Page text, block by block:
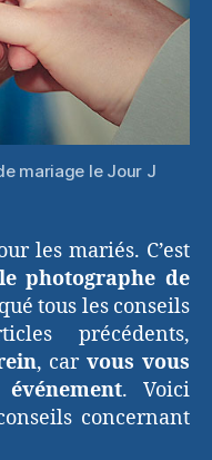
mariage le Jour J
les mariés. C’est
photographe de
tous les conseils
précédents,
, carvous vous
. Voici
concernant